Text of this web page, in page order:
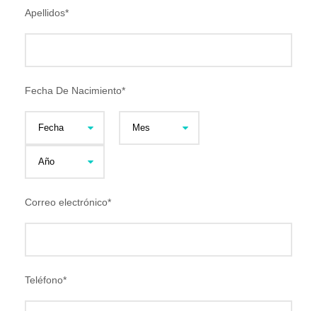
Apellidos*
Fecha De Nacimiento*
Correo electrónico*
Teléfono*